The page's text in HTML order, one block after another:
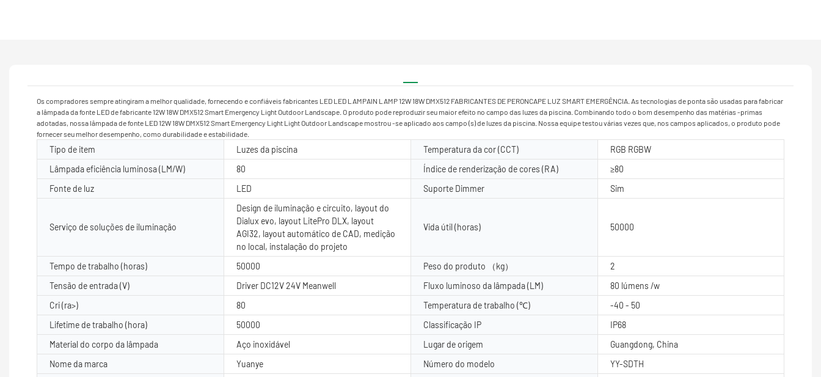
Os compradores sempre atingiram a melhor qualidade, fornecendo e confiáveis ​​fabricantes LED LED LAMPAIN LAMP 12W 18W DMX512 FABRICANTES DE PERONCAPE LUZ SMART EMERGÊNCIA. As tecnologias de ponta são usadas para fabricar
a lâmpada da fonte LED de fabricante 12W 18W DMX512 Smart Emergency Light Outdoor Landscape. O produto pode reproduzir seu maior efeito no campo das luzes da piscina. Combinando todo o bom desempenho das matérias -primas
adotadas, nossa lâmpada de fonte LED 12W 18W DMX512 Smart Emergency Light Light Outdoor Landscape mostrou -se aplicado aos campo (s) de luzes da piscina. Nossa equipe testou várias vezes que, nos campos aplicados, o produto pode
fornecer seu melhor desempenho, como durabilidade e estabilidade.
Tipo de item Luzes da piscina Temperatura da cor (CCT)
RGB RGBW
Lâmpada eficiência luminosa (LM/W)
80 Índice de renderização de cores (RA)
≥80
Fonte de luz
LED Suporte Dimmer Sim
Serviço de soluções de iluminação
Design de iluminação e circuito, layout do
Dialux evo, layout LitePro DLX, layout
AGI32, layout automático de CAD, medição
no local, instalação do projeto
Vida útil (horas) 50000
Tempo de trabalho (horas) 50000 Peso do produto （kg）
2
Tensão de entrada (V)
Driver DC12V 24V Meanwell Fluxo luminoso da lâmpada (LM)
80 lúmens /w
Cri (ra>)
80 Temperatura de trabalho (℃)
-40 - 50
Lifetime de trabalho (hora)
50000 Classificação IP
IP68
Material do corpo da lâmpada
Aço inoxidável Lugar de origem
Guangdong, China
Nome da marca
Yuanye Número do modelo YY-SDTH